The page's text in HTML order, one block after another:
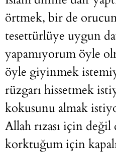
örtmek, bir de
tesettürlüye uygun
yapamıyorum öyle
öyle giyinmek
rüzgarı hissetmek
kokusunu almak
Allah rızası için değil
korktuğum için